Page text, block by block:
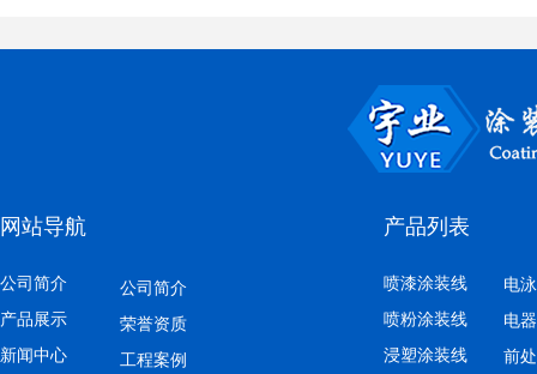
灯具配件喷粉涂装线
网站导航
公司简介
产品展示
新闻中心
公司简介
荣誉资质
工程案例
产品列表
喷漆涂装线
喷粉涂装线
浸塑涂装线
电
电
前